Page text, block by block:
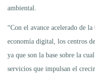
ambiental.
“Con el avance acelerado de
economía digital, los centros
ya que son la base sobre la
servicios que impulsan el